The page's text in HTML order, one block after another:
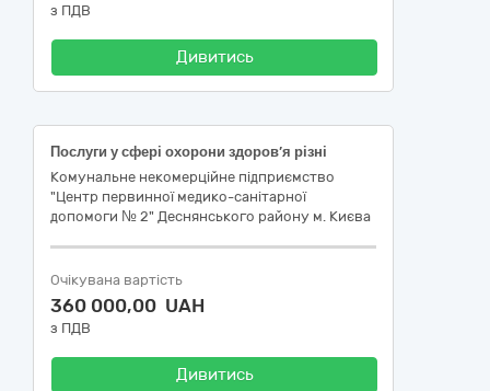
з ПДВ
Дивитись
Послуги у сфері охорони здоров’я різні
Комунальне некомерційне підприємство
"Центр первинної медико-санітарної
допомоги № 2" Деснянського району м. Києва
Очікувана вартість
360 000,00 UAH
з ПДВ
Дивитись